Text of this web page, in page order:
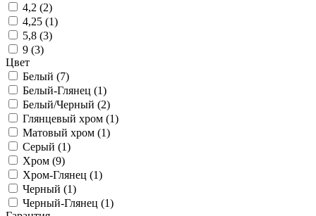
4,2 (2)
4,25 (1)
5,8 (3)
9 (3)
Цвет
Белый (7)
Белый-Глянец (1)
Белый/Черный (2)
Глянцевый хром (1)
Матовый хром (1)
Серый (1)
Хром (9)
Хром-Глянец (1)
Черный (1)
Черный-Глянец (1)